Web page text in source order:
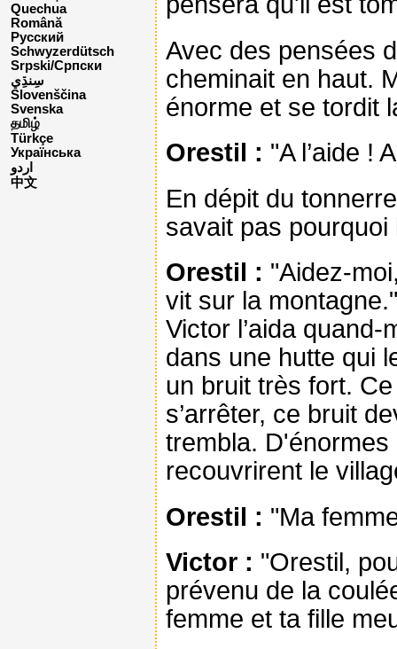
Quechua
Română
Русский
Schwyzerdütsch
Srpski/Српски
Slovenščina
Svenska
தமிழ்
Türkçe
Українська
اردو
中文
Avec des pensées
cheminait en haut.
énorme et se tordit
Orestil : "A l’aide !
En dépit du
savait pas pourquoi
Orestil : "Aidez-
vit sur la
Victor l’aida
dans une hutte qui
un bruit très fort.
s’arrêter, ce bruit
trembla.
recouvrirent le
Orestil : "Ma
Victor : "Orestil,
prévenu de la
femme et ta fille